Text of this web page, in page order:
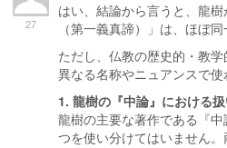
27
はい、結論から言うと、龍
（第一義真諦）」は、ほぼ
ただし、仏教の歴史的・教
異なる名称やニュアンスで使
1. 龍樹の『中論』における
龍樹の主要な著作である『
つを使い分けてはいません